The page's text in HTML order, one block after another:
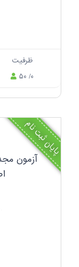
ظرفیت
۵۰ /۰
پایان ثبت نام